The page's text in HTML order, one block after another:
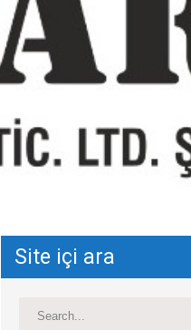
Site içi ara